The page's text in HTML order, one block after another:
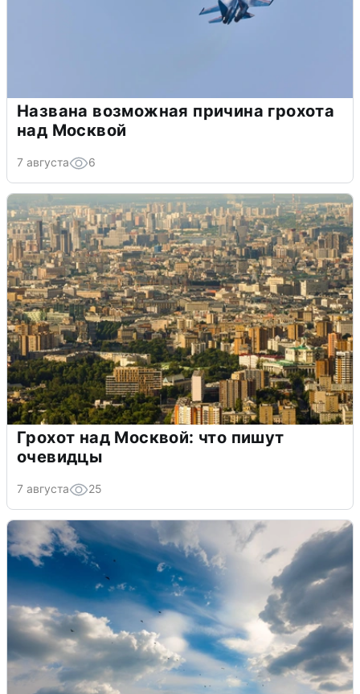
Названа возможная причина грохота
над Москвой
7 августа 6
Грохот над Москвой: что пишут
очевидцы
7 августа 25